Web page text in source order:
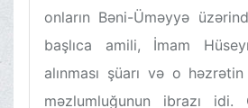
onların Bəni-Üməyyə
başlıca amili, İmam
alınması şüarı və o həzrətin
məzlumluğunun ibrazı idi.